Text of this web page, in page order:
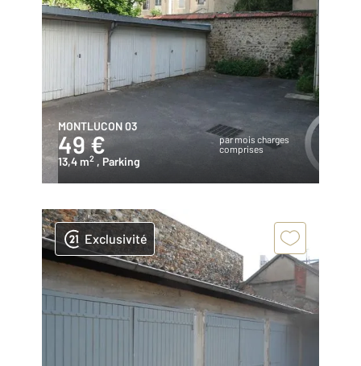
MONTLUCON 03
49 €
par mois charges
comprises
13,4 m2 , Parking
Exclusivité